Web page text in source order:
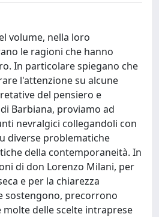
volume, nella loro
le ragioni che hanno
In particolare spiegano che
l'attenzione su alcune
del pensiero e
Barbiana, proviamo ad
nevralgici collegandoli con
diverse problematiche
della contemporaneità. In
di don Lorenzo Milani, per
e per la chiarezza
sostengono, precorrono
delle scelte intraprese